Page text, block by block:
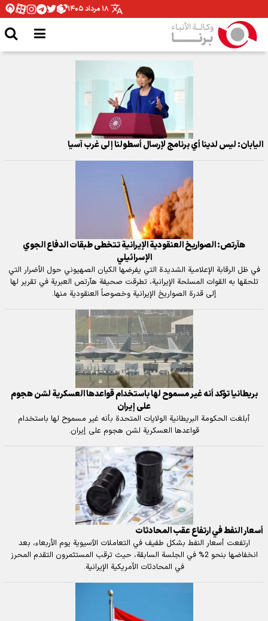
۱۸ مرداد ۱۴۰۵
اليابان: ليس لدينا أي برنامج لإرسال أسطولنا إلى غرب آسيا
هآرتص: الصواريخ العنقودية الإيرانية تتخطى طبقات الدفاع الجوي
الإسرائيلي
في ظل الرقابة الإعلامية الشديدة التي يفرضها الكيان الصهيوني حول الأضرار التي
تلحقها به القوات المسلحة الإيرانية، تطرقت صحيفة هآرتص العبرية في تقرير لها
إلى قدرة الصواريخ الإيرانية وخصوصاً العنقودية منها.
بريطانيا تؤكد أنه غير مسموح لها باستخدام قواعدها العسكرية لشن هجوم
على إيران
أبلغت الحكومة البريطانية الولايات المتحدة بأنه غير مسموح لها باستخدام
قواعدها العسكرية لشن هجوم على إيران.
أسعار النفط في ارتفاع عقب المحادثات
ارتفعت أسعار النفط بشكل طفيف في التعاملات الآسيوية يوم الأربعاء، بعد
انخفاضها بنحو 2% في الجلسة السابقة، حيث ترقب المستثمرون التقدم المحرز
في المحادثات الأمريكية الإيرانية.